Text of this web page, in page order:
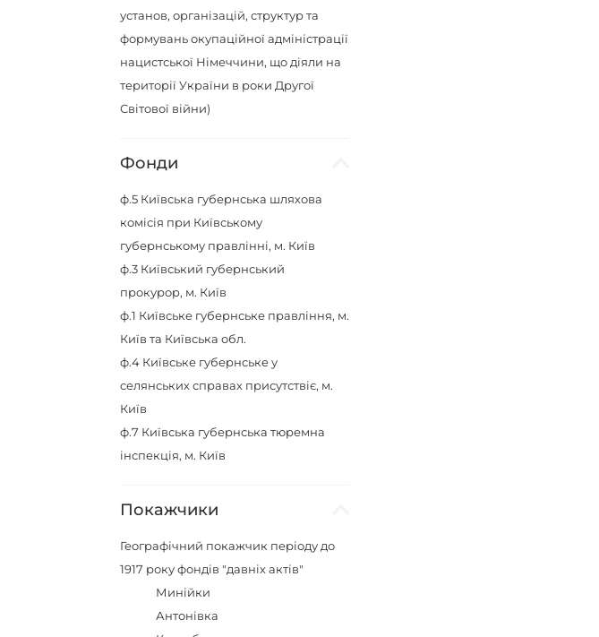
установ, організацій, структур та
формувань окупаційної адміністрації
нацистської Німеччини, що діяли на
території України в роки Другої
Світової війни)
Фонди
ф.5 Київська губернська шляхова
комісія при Київському
губернському правлінні, м. Київ
ф.3 Київський губернський
прокурор, м. Київ
ф.1 Київське губернське правління, м.
Київ та Київська обл.
ф.4 Київське губернське у
селянських справах присутствіє, м.
Київ
ф.7 Київська губернська тюремна
інспекція, м. Київ
Покажчики
Географічний покажчик періоду до
1917 року фондів "давніх актів"
Минійки
Антонівка